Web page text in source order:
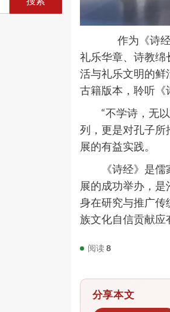
作为 《诗
礼乐华章、诗教绵
活与礼乐文明的鲜
古籍版本，聆听《
“不学诗，无
列，更是对孔子所
展的有益实践。
《诗经》是
展的成功举办，
身在研究与推广传
族文化自信贡献应
阅读8
分享本文